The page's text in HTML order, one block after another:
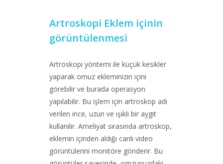
Artroskopi Eklem içinin
görüntülenmesi
Artroskopi yöntemi ile küçük kesikler
yaparak omuz ekleminizin içini
görebilir ve burada operasyon
yapılabilir. Bu işlem için artroskop adı
verilen ince, uzun ve ışıklı bir aygıt
kullanılır. Ameliyat sırasında artroskop,
eklemin içinden aldığı canlı video
görüntülerini monitöre gönderir. Bu